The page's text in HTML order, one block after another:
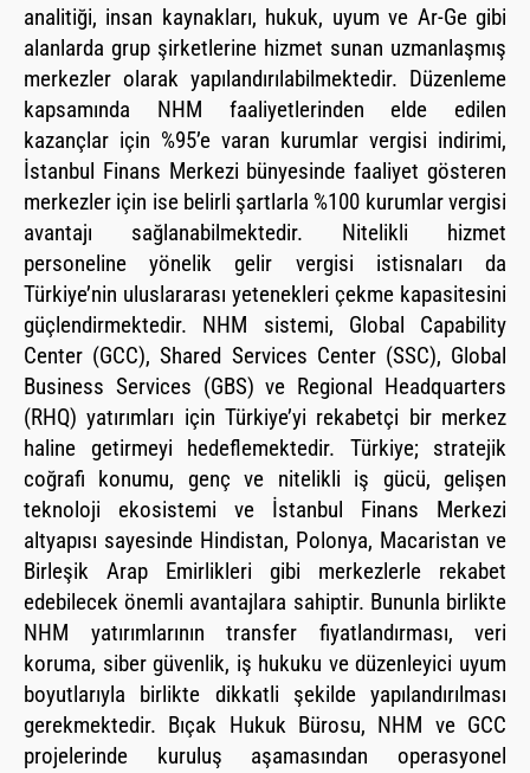
analitiği, insan kaynakları, hukuk, uyum ve Ar-Ge gibi
alanlarda grup şirketlerine hizmet sunan uzmanlaşmış
merkezler olarak yapılandırılabilmektedir. Düzenleme
kapsamında NHM faaliyetlerinden elde edilen
kazançlar için %95’e varan kurumlar vergisi indirimi,
İstanbul Finans Merkezi bünyesinde faaliyet gösteren
merkezler için ise belirli şartlarla %100 kurumlar vergisi
avantajı sağlanabilmektedir. Nitelikli hizmet
personeline yönelik gelir vergisi istisnaları da
Türkiye’nin uluslararası yetenekleri çekme kapasitesini
güçlendirmektedir. NHM sistemi, Global Capability
Center (GCC), Shared Services Center (SSC), Global
Business Services (GBS) ve Regional Headquarters
(RHQ) yatırımları için Türkiye’yi rekabetçi bir merkez
haline getirmeyi hedeflemektedir. Türkiye; stratejik
coğrafi konumu, genç ve nitelikli iş gücü, gelişen
teknoloji ekosistemi ve İstanbul Finans Merkezi
altyapısı sayesinde Hindistan, Polonya, Macaristan ve
Birleşik Arap Emirlikleri gibi merkezlerle rekabet
edebilecek önemli avantajlara sahiptir. Bununla birlikte
NHM yatırımlarının transfer fiyatlandırması, veri
koruma, siber güvenlik, iş hukuku ve düzenleyici uyum
boyutlarıyla birlikte dikkatli şekilde yapılandırılması
gerekmektedir. Bıçak Hukuk Bürosu, NHM ve GCC
projelerinde kuruluş aşamasından operasyonel